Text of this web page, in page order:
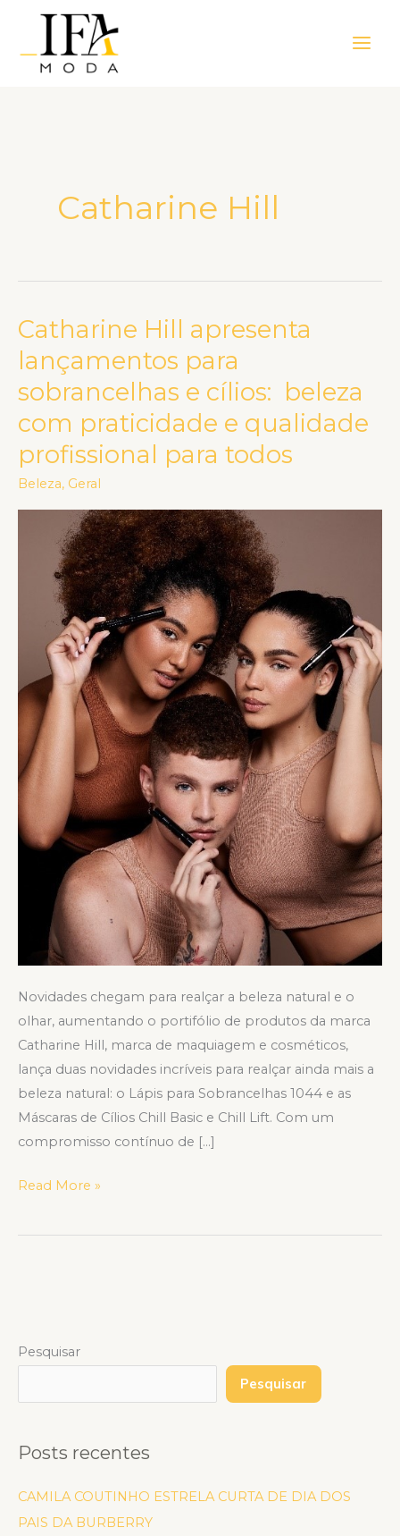
Menu
Catharine Hill
Catharine Hill apresenta
lançamentos para
sobrancelhas e cílios: beleza
com praticidade e qualidade
profissional para todos
Beleza, Geral
Novidades chegam para realçar a beleza natural e o
olhar, aumentando o portifólio de produtos da marca
Catharine Hill, marca de maquiagem e cosméticos,
lança duas novidades incríveis para realçar ainda mais a
beleza natural: o Lápis para Sobrancelhas 1044 e as
Máscaras de Cílios Chill Basic e Chill Lift. Com um
compromisso contínuo de […]
Catharine
Hill
apresenta
lançamentos
para
sobrancelhas
e
cílios:
praticidade
qualidade
profissional
todos
Read More »
Pesquisar
Pesquisar
Posts recentes
CAMILA COUTINHO ESTRELA CURTA DE DIA DOS
PAIS DA BURBERRY